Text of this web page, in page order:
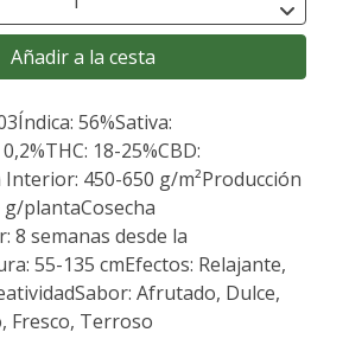
Añadir a la cesta
56%Sativa:
18-25%CBD:
Interior: 450-650 g/m²Producción
plantaCosecha
8 semanas desde la
55-135 cmEfectos: Relajante,
Afrutado, Dulce,
Fresco, Terroso